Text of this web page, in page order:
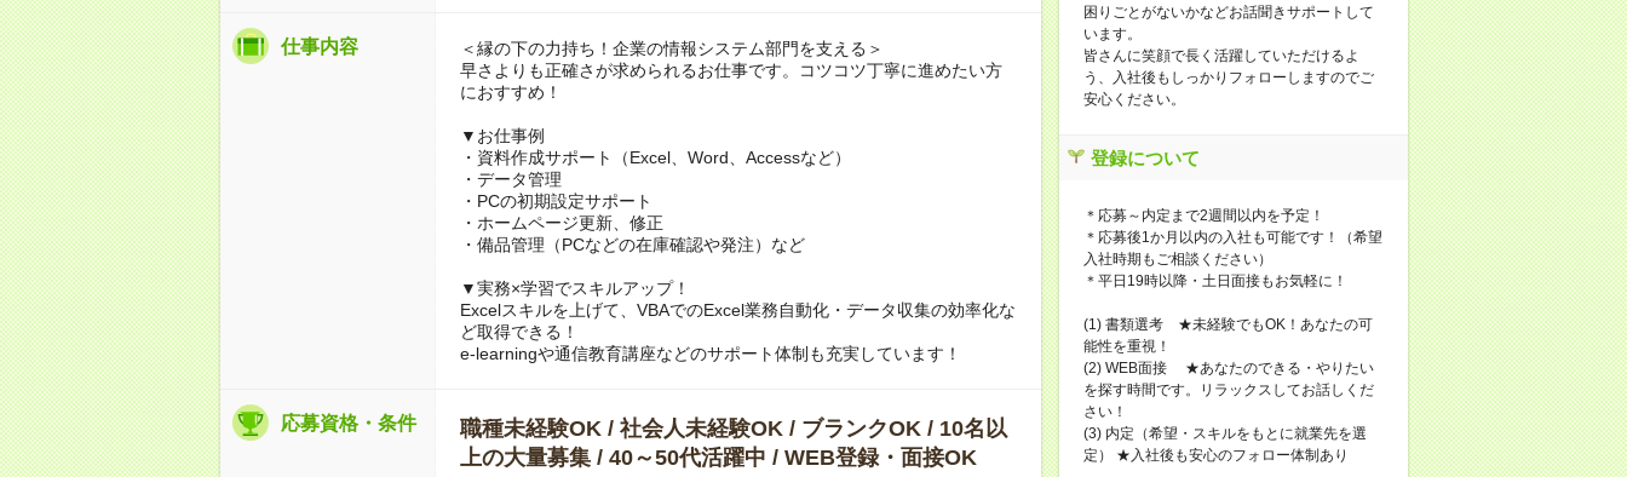
仕事内容
＜縁の下の力持ち！企業の情報システム部門を支える＞
早さよりも正確さが求められるお仕事です。コツコツ丁寧に進めたい方
におすすめ！
▼お仕事例
・資料作成サポート（Excel、Word、Accessなど）
・データ管理
・PCの初期設定サポート
・ホームページ更新、修正
・備品管理（PCなどの在庫確認や発注）など
▼実務×学習でスキルアップ！
Excelスキルを上げて、VBAでのExcel業務自動化・データ収集の効率化な
ど取得できる！
e-learningや通信教育講座などのサポート体制も充実しています！
応募資格・条件
職種未経験OK / 社会人未経験OK / ブランクOK / 10名以
上の大量募集 / 40～50代活躍中 / WEB登録・面接OK
困りごとがないかなどお話聞きサポートして
います。
皆さんに笑顔で長く活躍していただけるよ
う、入社後もしっかりフォローしますのでご
安心ください。
登録について
＊応募～内定まで2週間以内を予定！
＊応募後1か月以内の入社も可能です！（希望
入社時期もご相談ください）
＊平日19時以降・土日面接もお気軽に！
(1) 書類選考 ★未経験でもOK！あなたの可
能性を重視！
(2) WEB面接 ★あなたのできる・やりたい
を探す時間です。リラックスしてお話しくだ
さい！
(3) 内定（希望・スキルをもとに就業先を選
定） ★入社後も安心のフォロー体制あり